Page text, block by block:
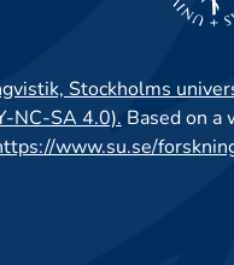
Stockholms
NC-SA 4.0). Based on a
www.su.se/